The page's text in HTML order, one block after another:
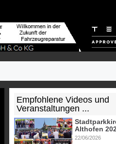
Empfohlene Videos und
Veranstaltungen ...
Althofen
22/06/2026